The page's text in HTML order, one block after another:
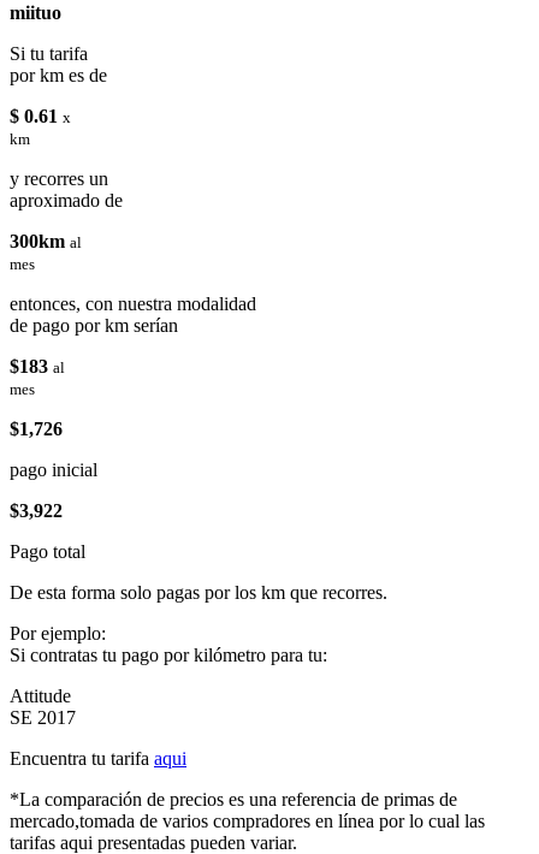
miituo
Si tu tarifa
por km es de
$ 0.61 x
km
y recorres un
aproximado de
300km al
mes
entonces, con nuestra modalidad
de pago por km serían
$183 al
mes
$1,726
pago inicial
$3,922
Pago total
De esta forma solo pagas por los km que recorres.
Por ejemplo:
Si contratas tu pago por kilómetro para tu:
Attitude
SE 2017
Encuentra tu tarifa aqui
*La comparación de precios es una referencia de primas de
mercado,tomada de varios compradores en línea por lo cual las
tarifas aqui presentadas pueden variar.